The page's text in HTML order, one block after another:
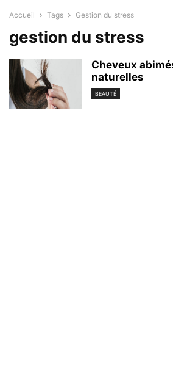
Accueil Tags Gestion du stress
gestion du stress
Cheveux
naturelles
BEAUTÉ